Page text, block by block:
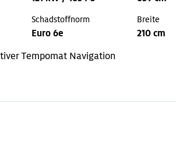
Schadstoffnorm
Euro 6e
Breite
210 cm
Tempomat Navigation